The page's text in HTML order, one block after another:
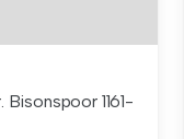
1161-